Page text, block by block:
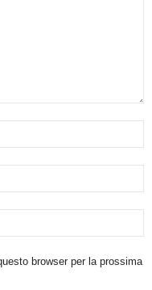
browser per la prossima